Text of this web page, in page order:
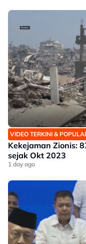
VIDEO TERKINI &
Kekejaman Zionis:
sejak Okt 2023
1 day ago